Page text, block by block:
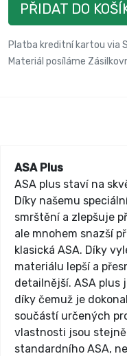
PŘIDAT DO
Platba kreditní kartou via
Materiál posíláme
ASA Plus
ASA plus staví na
Díky našemu
smrštění a zlepšuje
ale mnohem snazší
klasická ASA. Díky
materiálu lepší a
detailnější. ASA plus
díky čemuž je
součástí určených
vlastnosti jsou
standardního ASA,